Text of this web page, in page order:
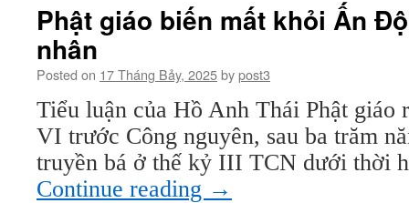
Phật giáo biến mất khỏi Ấn
nhân
Posted on 17 Tháng Bảy, 2025bypost3
Tiểu luận của Hồ Anh Thái Phật
VI trước Công nguyên, sau ba trăm
truyền bá ở thế kỷ III TCN dưới thời
Continue reading →